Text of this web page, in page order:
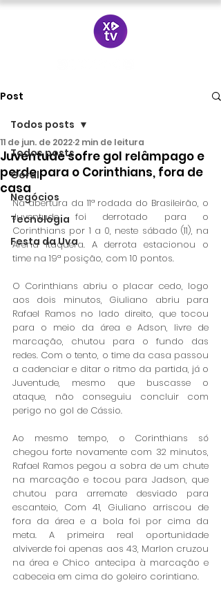
Post
Todos posts
Geral
Negócios
Tecnologia
Festa da Uva
Todos posts
Juventude sofre gol relâmpago e
perde para o Corinthians, fora de
casa
11 de jun. de 2022 2 min de leitura
Na abertura da 11ª rodada do Brasileirão, o
Juventude foi derrotado para o
Corinthians por 1 a 0, neste sábado (11), na
Arena Itaquera. A derrota estacionou o
time na 19ª posição, com 10 pontos.
O Corinthians abriu o placar cedo, logo
aos dois minutos, Giuliano abriu para
Rafael Ramos no lado direito, que tocou
para o meio da área e Adson, livre de
marcação, chutou para o fundo das
redes. Com o tento, o time da casa passou
a cadenciar e ditar o ritmo da partida, já o
Juventude, mesmo que buscasse o
ataque, não conseguiu concluir com
perigo no gol de Cássio.
Ao mesmo tempo, o Corinthians só
chegou forte novamente com 32 minutos,
Rafael Ramos pegou a sobra de um chute
na marcação e tocou para Jadson, que
chutou para arremate desviado para
escanteio, Com 41, Giuliano arriscou de
fora da área e a bola foi por cima da
meta. A primeira real oportunidade
alviverde foi apenas aos 43, Marlon cruzou
na área e Chico antecipa à marcação e
cabeceia em cima do goleiro corintiano.